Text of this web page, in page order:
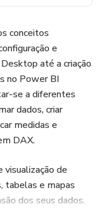
conceitos
e
até a criação
no Power BI
se a diferentes
dados, criar
medidas e
DAX.
visualização de
tabelas e mapas
dos seus dados.